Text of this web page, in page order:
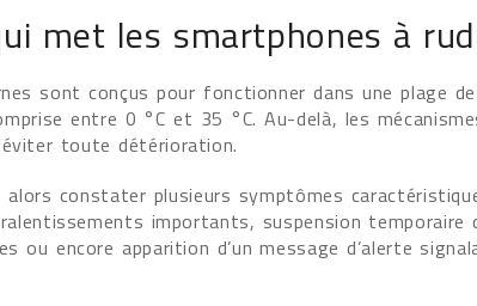
met les smartphones à
sont conçus pour fonctionner dans une plage
entre 0 °C et 35 °C. Au-delà, les
toute détérioration.
constater plusieurs symptômes
importants, suspension temporaire
ou encore apparition d’un message d’alerte